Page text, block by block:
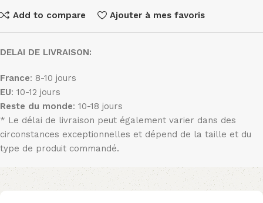
Add to compare Ajouter à mes favoris
DELAI DE LIVRAISON:
France: 8-10 jours
EU: 10-12 jours
Reste du monde: 10-18 jours
* Le délai de livraison peut également varier dans des
circonstances exceptionnelles et dépend de la taille et du
type de produit commandé.